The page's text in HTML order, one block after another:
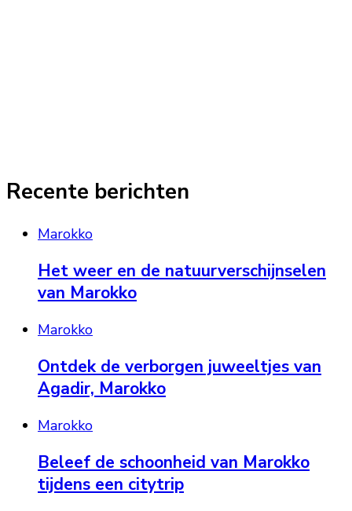
Recente berichten
Marokko
Het weer en de natuurverschijnselen
van Marokko
Marokko
Ontdek de verborgen juweeltjes van
Agadir, Marokko
Marokko
Beleef de schoonheid van Marokko
tijdens een citytrip